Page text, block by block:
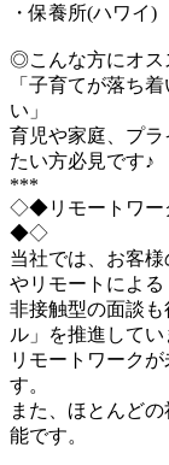
・保養所(ハワイ)
◎こんな方にオ
「子育てが落ち
い」
育児や家庭、プ
たい方必見です♪
***
◇◆リモートワー
◆◇
当社では、お客
やリモートによる
非接触型の面談
ル」を推進してい
リモートワーク
す。
また、ほとんど
能です。